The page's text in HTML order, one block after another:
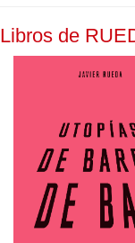
Libros de